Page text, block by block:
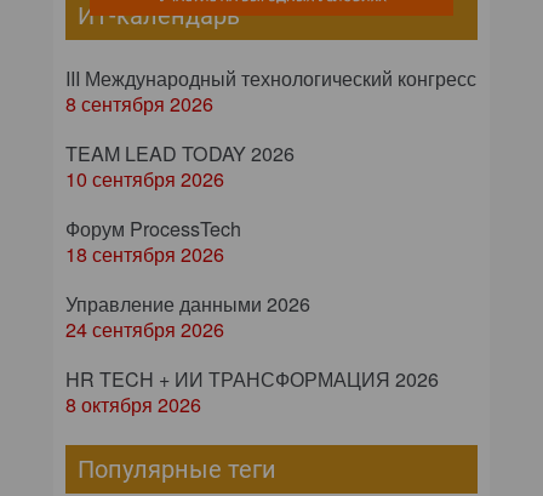
ИТ-календарь
III Международный технологический конгресс
8 сентября 2026
TEAM LEAD TODAY 2026
10 сентября 2026
Форум ProcessTech
18 сентября 2026
Управление данными 2026
24 сентября 2026
HR TECH + ИИ ТРАНСФОРМАЦИЯ 2026
8 октября 2026
Популярные теги